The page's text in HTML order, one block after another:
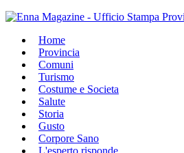
Home
Provincia
Comuni
Turismo
Costume e Societa
Salute
Storia
Gusto
Corpore Sano
L'esperto risponde